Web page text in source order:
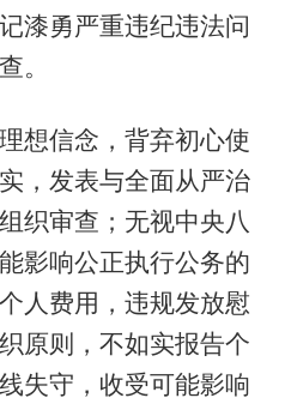
漆勇严重违纪违法问
。
信念，背弃初心使
，发表与全面从严治
织审查；无视中央八
影响公正执行公务的
人费用，违规发放慰
原则，不如实报告个
失守，收受可能影响